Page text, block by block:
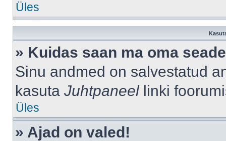
Üles
» Kuidas saan ma oma
Sinu andmed on salvestatud
kasuta Juhtpaneellinki
Üles
» Ajad on valed!